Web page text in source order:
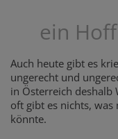
ein
Auch heute gibt es
ungerecht und
in Österreich deshalb
oft gibt es nichts, was
könnte.